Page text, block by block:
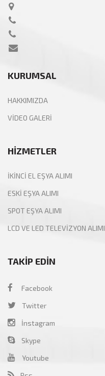
KURUMSAL
HAKKIMIZDA
VİDEO GALERİ
HİZMETLER
İKİNCİ EL EŞYA ALIMI
ESKİ EŞYA ALIMI
SPOT EŞYA ALIMI
LCD VE LED TELEVİZYON ALIMI
TAKİP EDİN
Facebook
Twitter
İnstagram
Skype
Youtube